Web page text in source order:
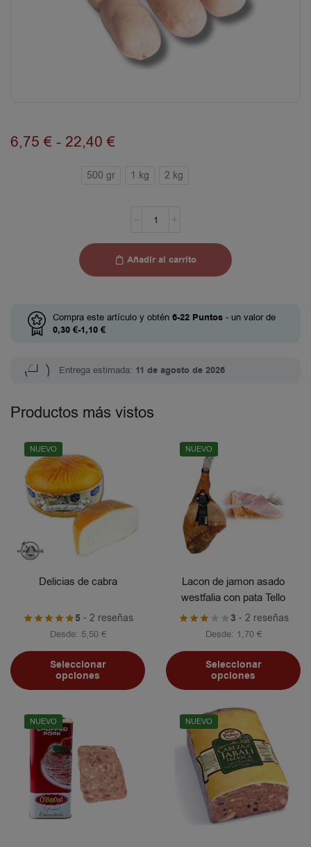
6,75 € - 22,40 €
500 gr 1 kg 2 kg
Añadir al carrito
Compra este artículo y obtén 6-22 Puntos - un valor de
0,30 €-1,10 €
Entrega estimada: 11 de agosto de 2026
Productos más vistos
NUEVO
Delicias de cabra
5- 2 reseñas
Desde: 5,50 €
Seleccionar
opciones
NUEVO
Lacon de jamon asado
westfalia con pata Tello
3 - 2 reseñas
Desde: 1,70 €
Seleccionar
opciones
NUEVO NUEVO